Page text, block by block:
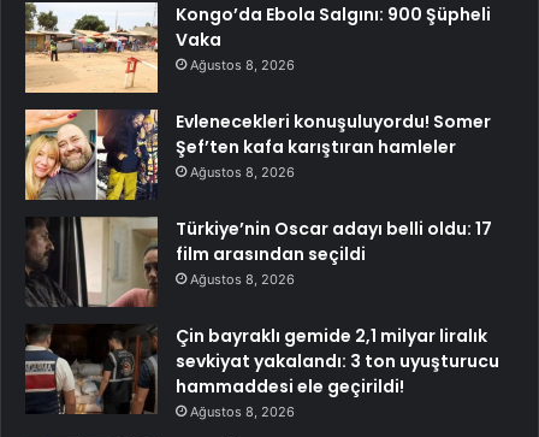
Kongo’da Ebola Salgını: 900 Şüpheli
Vaka
Ağustos 8, 2026
Evlenecekleri konuşuluyordu! Somer
Şef’ten kafa karıştıran hamleler
Ağustos 8, 2026
Türkiye’nin Oscar adayı belli oldu: 17
film arasından seçildi
Ağustos 8, 2026
Çin bayraklı gemide 2,1 milyar liralık
sevkiyat yakalandı: 3 ton uyuşturucu
hammaddesi ele geçirildi!
Ağustos 8, 2026